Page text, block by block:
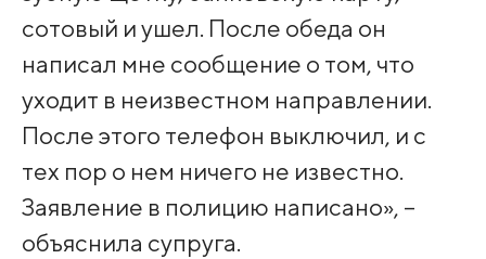
сотовый и ушел. После обеда он
написал мне сообщение о том, что
уходит в неизвестном направлении.
После этого телефон выключил, и с
тех пор о нем ничего не известно.
Заявление в полицию написано», –
объяснила супруга.